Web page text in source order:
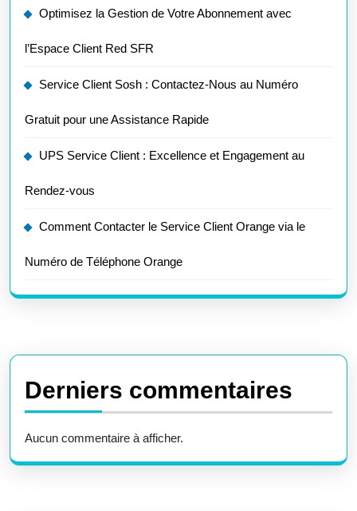
Optimisez la Gestion de Votre Abonnement avec
l’Espace Client Red SFR
Service Client Sosh : Contactez-Nous au Numéro
Gratuit pour une Assistance Rapide
UPS Service Client : Excellence et Engagement au
Rendez-vous
Comment Contacter le Service Client Orange via le
Numéro de Téléphone Orange
Derniers commentaires
Aucun commentaire à afficher.